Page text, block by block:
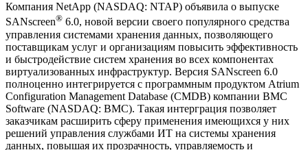
Компания NetApp (NASDAQ: NTAP) объявила о выпуске
SANscreen® 6.0, новой версии своего популярного средства
управления системами хранения данных, позволяющего
поставщикам услуг и организациям повысить эффективность
и быстродействие систем хранения во всех компонентах
виртуализованных инфраструктур. Версия SANscreen 6.0
полноценно интегрируется с программным продуктом Atrium
Configuration Management Database (CMDB) компании BMC
Software (NASDAQ: BMC). Такая интерграция позволяет
заказчикам расширить сферу применения имеющихся у них
решений управления службами ИТ на системы хранения
данных, повышая их прозрачность, управляемость и